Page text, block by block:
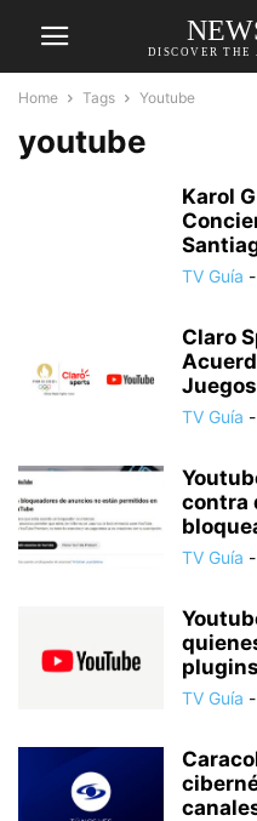
DISCOVER THE
Home Tags Youtube
youtube
Karol
TV Guía -
Claro
TV Guía -
contra
TV Guía -
TV Guía -